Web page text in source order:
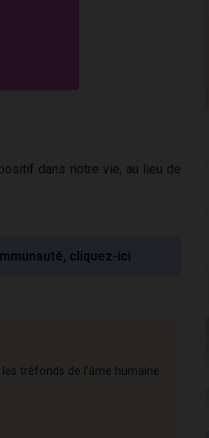
dans notre vie, au lieu de
cliquez-ici
tréfonds de l’âme humaine